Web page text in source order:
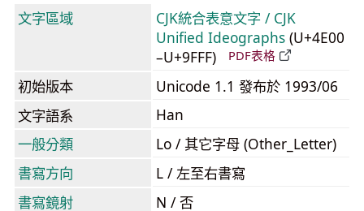
文字區域
CJK統合表意文字 / CJK
Unified Ideographs (U+4E00
–U+9FFF)
PDF表格
初始版本
Unicode 1.1 發布於 1993/06
文字語系
Han
一般分類
Lo / 其它字母 (Other_Letter)
書寫方向
L / 左至右書寫
書寫鏡射
N / 否